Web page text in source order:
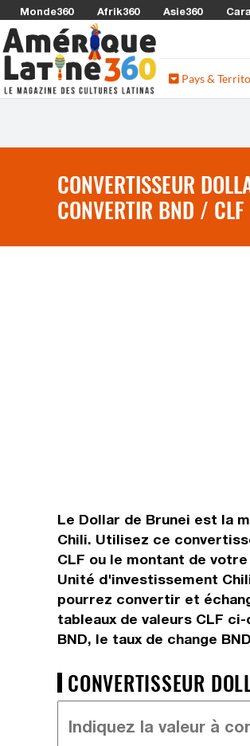
Monde360 Afrik360 Asie360
Pays &
CONVERTISSEUR
CONVERTIR BND / CLF
Le Dollar de Brunei est la
Chili. Utilisez ce
CLF ou le montant de
Unité d'investissement
pourrez convertir et
tableaux de valeurs CLF
BND, le taux de change
CONVERTISSEUR